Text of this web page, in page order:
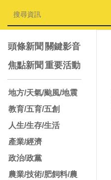
頭條新聞 關鍵影音
焦點新聞 重要活動
地方/天氣/颱風/地震
教育/五育/五創
人生/生存/生活
產業/經濟
政治/政黨
農業/技術/肥飼料/農